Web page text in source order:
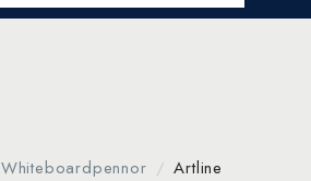
Whiteboardpennor Artline